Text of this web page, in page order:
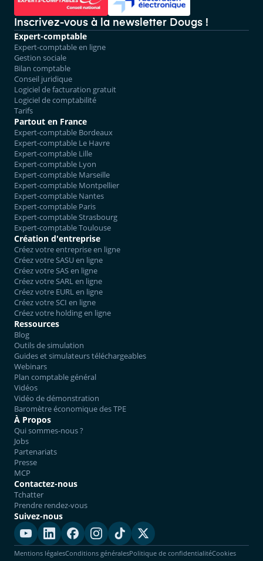
Inscrivez-vous à la newsletter Dougs !
Expert-comptable
Expert-comptable en ligne
Gestion sociale
Bilan comptable
Conseil juridique
Logiciel de facturation gratuit
Logiciel de comptabilité
Tarifs
Partout en France
Expert-comptable Bordeaux
Expert-comptable Le Havre
Expert-comptable Lille
Expert-comptable Lyon
Expert-comptable Marseille
Expert-comptable Montpellier
Expert-comptable Nantes
Expert-comptable Paris
Expert-comptable Strasbourg
Expert-comptable Toulouse
Création d'entreprise
Créez votre entreprise en ligne
Créez votre SASU en ligne
Créez votre SAS en ligne
Créez votre SARL en ligne
Créez votre EURL en ligne
Créez votre SCI en ligne
Créez votre holding en ligne
Ressources
Blog
Outils de simulation
Guides et simulateurs téléchargeables
Webinars
Plan comptable général
Vidéos
Vidéo de démonstration
Baromètre économique des TPE
À Propos
Qui sommes-nous ?
Jobs
Partenariats
Presse
MCP
Contactez-nous
Tchatter
Prendre rendez-vous
Suivez-nous
Mentions légalesConditions généralesPolitique de confidentialitéCookies